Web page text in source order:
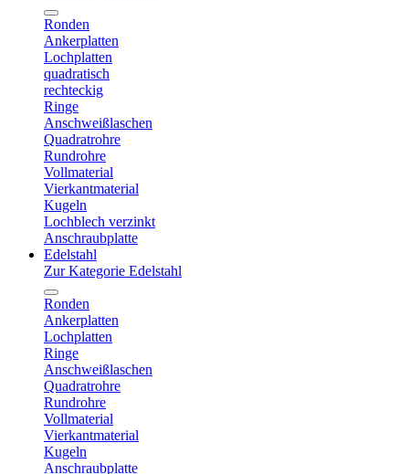
Ronden
Ankerplatten
Lochplatten
quadratisch
rechteckig
Ringe
Anschweißlaschen
Quadratrohre
Rundrohre
Vollmaterial
Vierkantmaterial
Kugeln
Lochblech verzinkt
Anschraubplatte
Edelstahl
Zur Kategorie Edelstahl
Ronden
Ankerplatten
Lochplatten
Ringe
Anschweißlaschen
Quadratrohre
Rundrohre
Vollmaterial
Vierkantmaterial
Kugeln
Anschraubplatte